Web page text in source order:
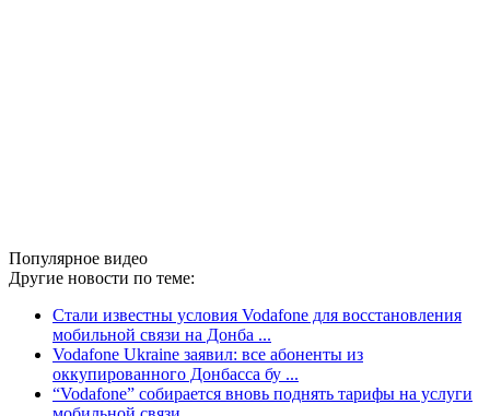
Популярное видео
Другие новости по теме:
Стали известны условия Vodafone для восстановления
мобильной связи на Донба ...
Vodafone Ukraine‏ заявил: все абоненты из
оккупированного Донбасса бу ...
“Vodafone” собирается вновь поднять тарифы на услуги